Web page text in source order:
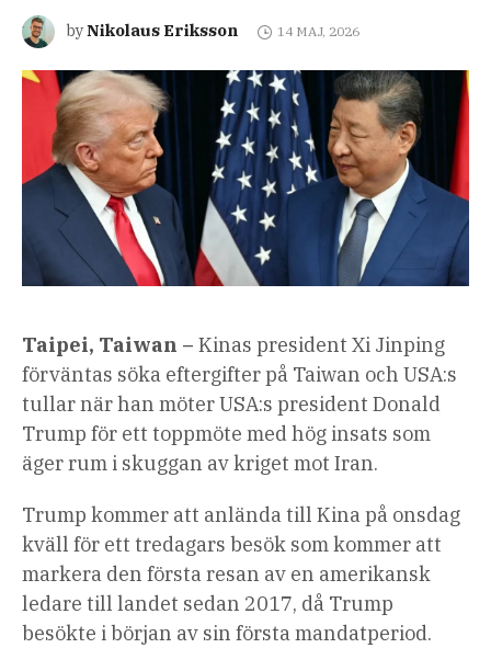
byNikolaus Eriksson 14 MAJ, 2026
Taipei, Taiwan – Kinas president Xi Jinping
förväntas söka eftergifter på Taiwan och USA:s
tullar när han möter USA:s president Donald
Trump för ett toppmöte med hög insats som
äger rum i skuggan av kriget mot Iran.
Trump kommer att anlända till Kina på onsdag
kväll för ett tredagars besök som kommer att
markera den första resan av en amerikansk
ledare till landet sedan 2017, då Trump
besökte i början av sin första mandatperiod.